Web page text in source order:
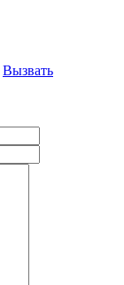
Вызвать